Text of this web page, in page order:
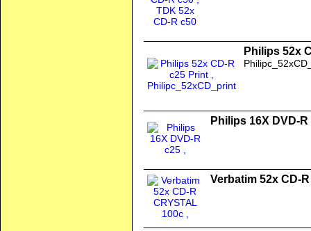
Philips 52x
Philips 16X DVD-R
Verbatim 52x CD-